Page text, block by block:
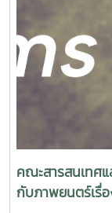
Facebook
:https://
คณะสารสนเทศ
กับภาพยนตร์เรื่อ